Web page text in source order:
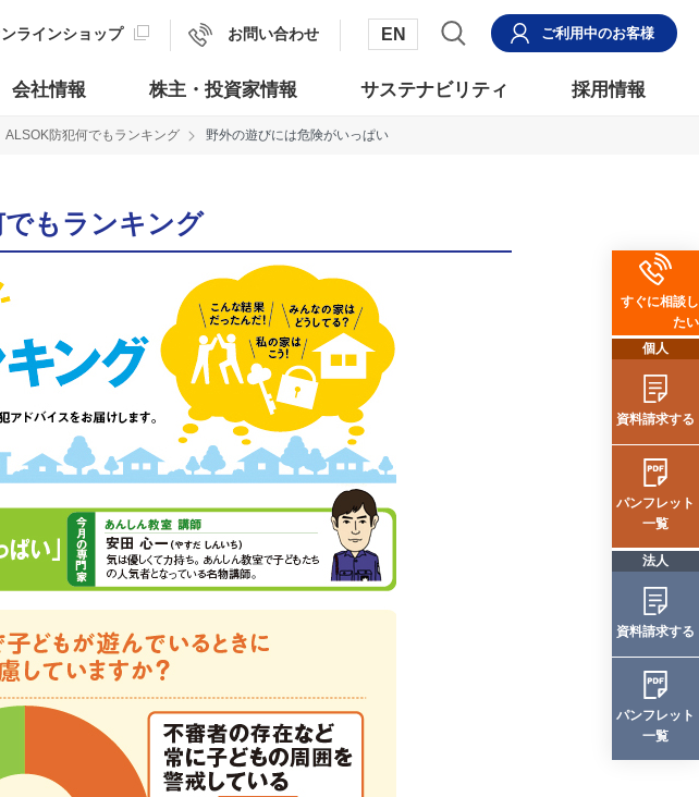
ラインショップ お問い合わせ EN ご利用中のお客様
会社情報 株主・投資家情報 サステナビリティ 採用情報
ALSOK防犯何でもランキング 野外の遊びには危険がいっぱい
もランキング
すぐに相談し
たい
個人
資料請求する
パンフレット
一覧
法人
資料請求する
パンフレット
一覧